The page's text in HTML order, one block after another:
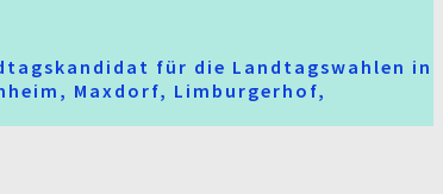
für die Landtagswahlen in
Maxdorf, Limburgerhof,